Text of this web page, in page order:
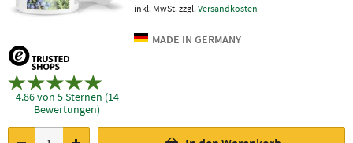
4.86 von 5 Sternen (14
Bewertungen)
inkl. MwSt. zzgl. Versandkosten